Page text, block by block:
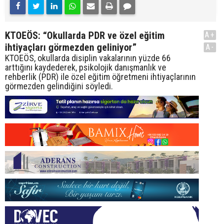
KTOEÖS: “Okullarda PDR ve özel eğitim
ihtiyaçları görmezden geliniyor”
KTOEÖS, okullarda disiplin vakalarının yüzde 66
arttığını kaydederek, psikolojik danışmanlık ve
rehberlik (PDR) ile özel eğitim öğretmeni ihtiyaçlarının
görmezden gelindiğini söyledi.
A+
A-